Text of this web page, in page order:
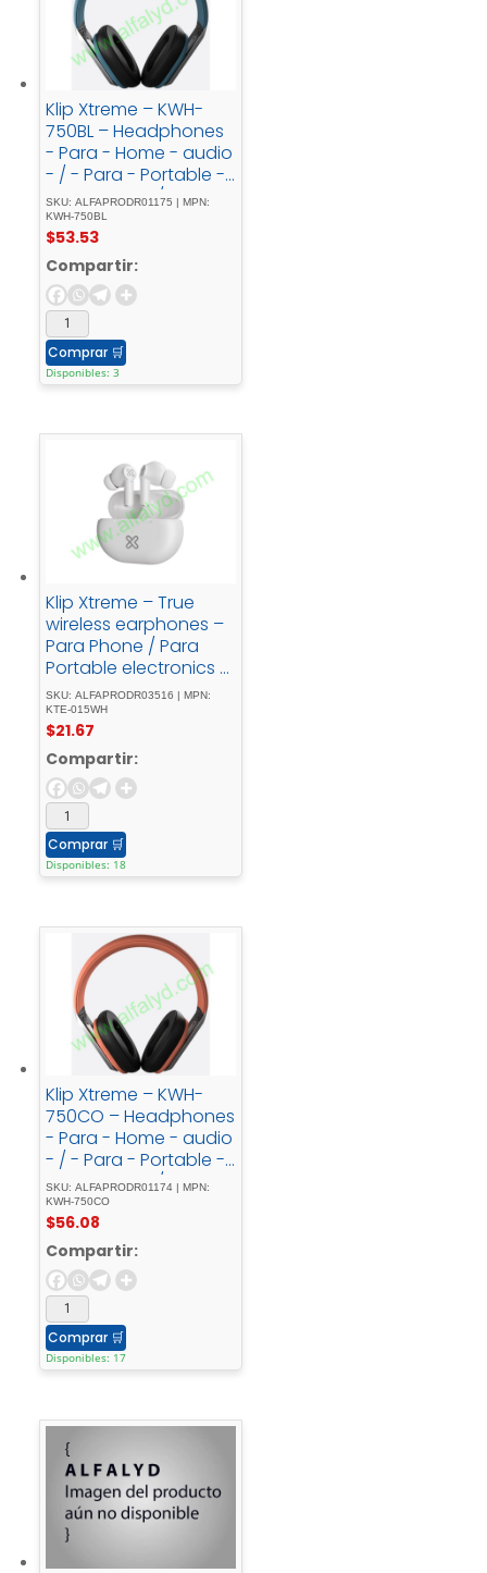
Klip Xtreme – KWH-
750BL – Headphones
- Para - Home - audio
- / - Para - Portable -
electronics - / - Para -
Professional - audio -
/ - Para - Cellular -
phoneWireless40Hr -
Blue - color
SKU: ALFAPRODR01175 | MPN:
KWH-750BL
$53.53
Compartir:
Comprar 🛒
Disponibles: 3
Klip Xtreme – True
wireless earphones –
Para Phone / Para
Portable electronics /
Para Tablet -
Wireless17Hrs - IPX -
White
SKU: ALFAPRODR03516 | MPN:
KTE-015WH
$21.67
Compartir:
Comprar 🛒
Disponibles: 18
Klip Xtreme – KWH-
750CO – Headphones
- Para - Home - audio
- / - Para - Portable -
electronics - / - Para -
Professional - audio -
/ - Para - Cellular -
phoneWireless40Hr -
Coral - color
SKU: ALFAPRODR01174 | MPN:
KWH-750CO
$56.08
Compartir:
Comprar 🛒
Disponibles: 17